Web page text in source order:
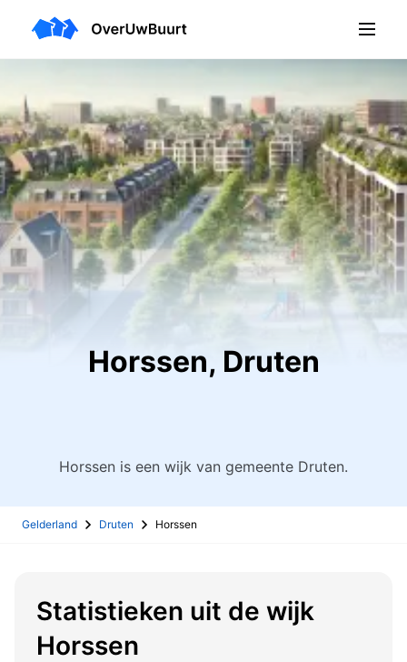
Horssen, Druten
Horssen is een wijk van gemeente Druten.
Gelderland Druten Horssen
Statistieken uit de wijk
Horssen